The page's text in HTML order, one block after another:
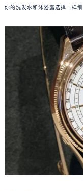
你的洗发水和沐浴露选择一样